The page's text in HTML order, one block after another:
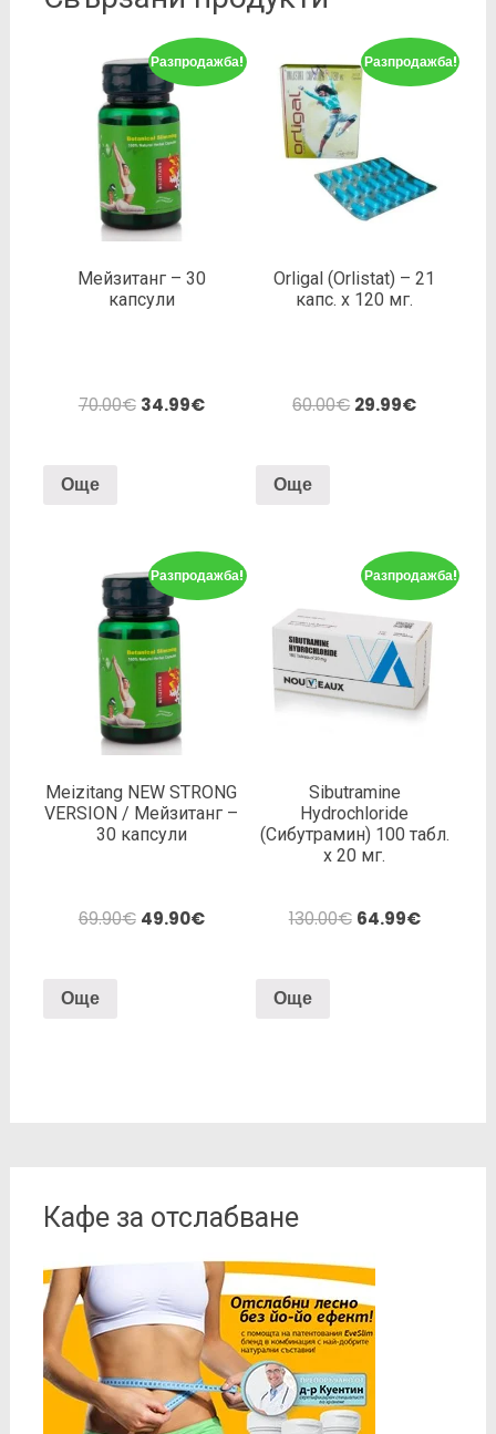
Разпродажба!
Мейзитанг – 30
капсули
70.00€ 34.99€
Още
Разпродажба!
Orligal (Orlistat) – 21
капс. х 120 мг.
60.00€ 29.99€
Още
Разпродажба!
Meizitang NEW STRONG
VERSION / Мейзитанг –
30 капсули
69.90€ 49.90€
Още
Разпродажба!
Sibutramine
Hydrochloride
(Сибутрамин) 100 табл.
х 20 мг.
130.00€ 64.99€
Още
Кафе за отслабване